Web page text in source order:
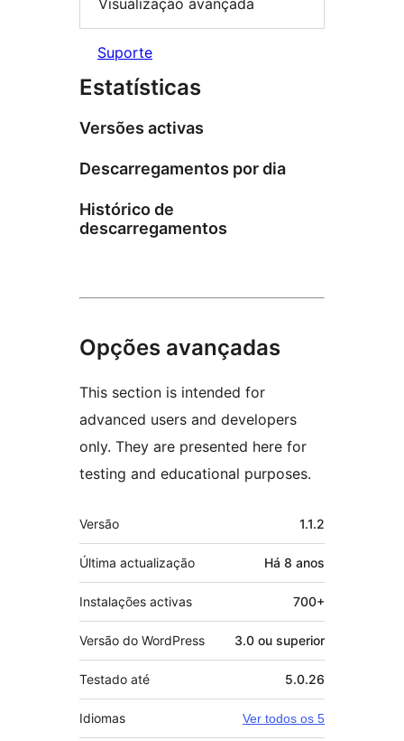
Visualização avançada
Suporte
Estatísticas
Versões activas
Descarregamentos por dia
Histórico de
descarregamentos
Opções avançadas
This section is intended for
advanced users and developers
only. They are presented here for
testing and educational purposes.
Metadados
Versão 1.1.2
Última actualização Há 8 anos
Instalações activas 700+
Versão do WordPress 3.0 ou superior
Testado até 5.0.26
Idiomas Ver todos os 5